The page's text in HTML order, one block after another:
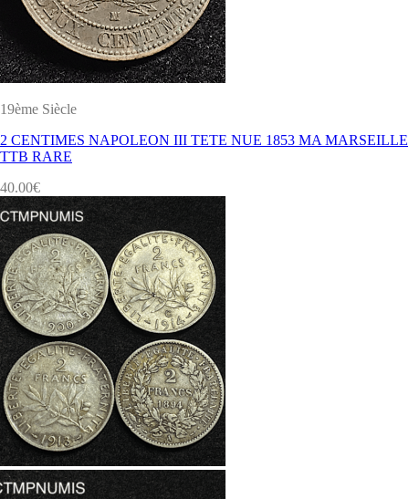
19ème Siècle
2 CENTIMES NAPOLEON III TETE NUE 1853 MA MARSEILLE
TTB RARE
40.00€